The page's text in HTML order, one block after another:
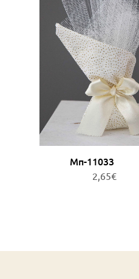
Μπ-11033
2,65€